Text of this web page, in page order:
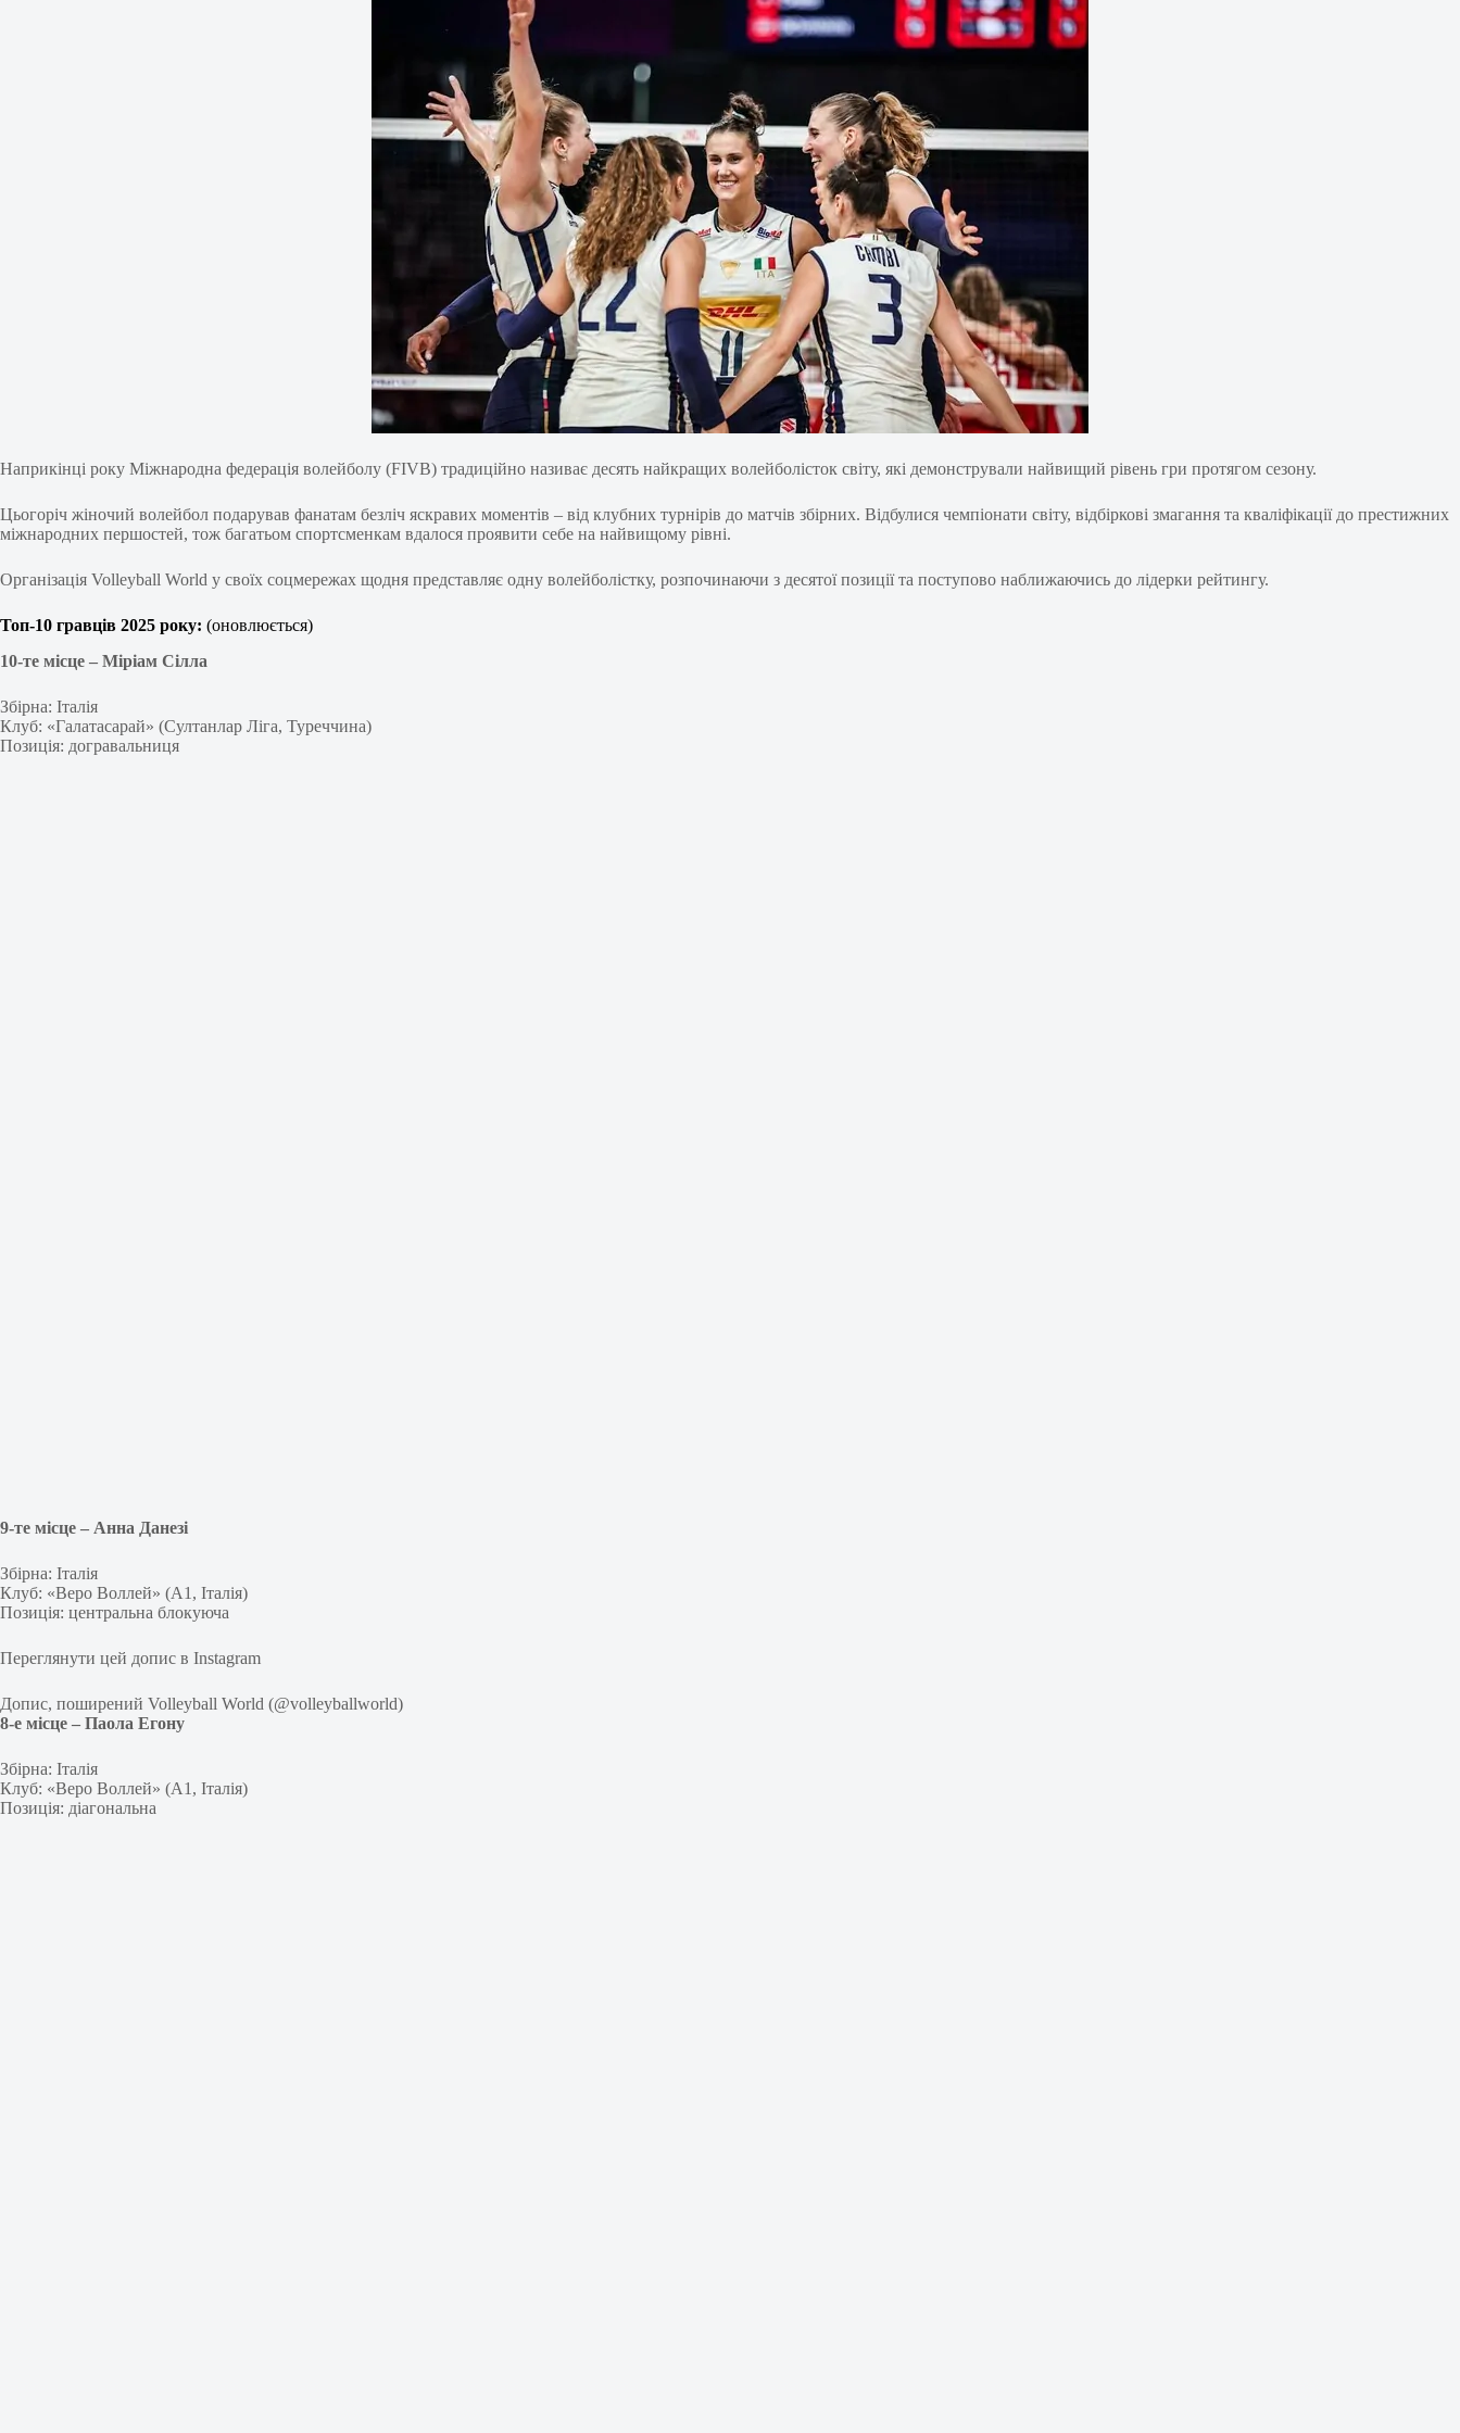
Наприкінці року Міжнародна федерація волейболу (FIVB) традиційно називає десять найкращих волейболісток світу, які демонстрували найвищий рівень гри протягом сезону.
Цьогоріч жіночий волейбол подарував фанатам безліч яскравих моментів – від клубних турнірів до матчів збірних. Відбулися чемпіонати світу, відбіркові змагання та кваліфікації до престижних
міжнародних першостей, тож багатьом спортсменкам вдалося проявити себе на найвищому рівні.
Організація Volleyball World у своїх соцмережах щодня представляє одну волейболістку, розпочинаючи з десятої позиції та поступово наближаючись до лідерки рейтингу.
Топ-10 гравців 2025 року: (оновлюється)
10-те місце – Міріам Сілла
Збірна: Італія
Клуб: «Галатасарай» (Султанлар Ліга, Туреччина)
Позиція: догравальниця
9-те місце – Анна Данезі
Збірна: Італія
Клуб: «Веро Воллей» (А1, Італія)
Позиція: центральна блокуюча
Переглянути цей допис в Instagram
Допис, поширений Volleyball World (@volleyballworld)
8-е місце – Паола Егону
Збірна: Італія
Клуб: «Веро Воллей» (А1, Італія)
Позиція: діагональна